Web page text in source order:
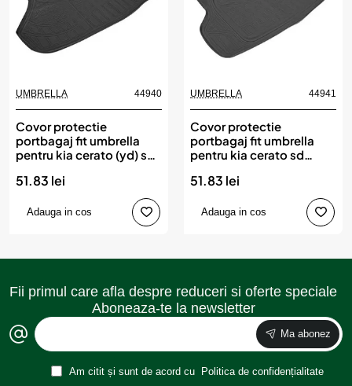
UMBRELLA 44940
Covor protectie
portbagaj fit umbrella
pentru kia cerato (yd) sd
51.83 lei
Adauga in cos
UMBRELLA 44941
Covor protectie
portbagaj fit umbrella
pentru kia cerato sd
51.83 lei
Adauga in cos
Fii primul care afla despre reduceri si oferte speciale
Aboneaza-te la newsletter
Ma abonez
Am citit și sunt de acord cu Politica de confidențialitate